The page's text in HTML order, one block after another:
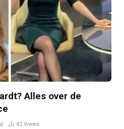
Alles over de
42Views